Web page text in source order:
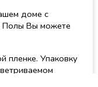
доме с
Полы Вы можете
пленке. Упаковку